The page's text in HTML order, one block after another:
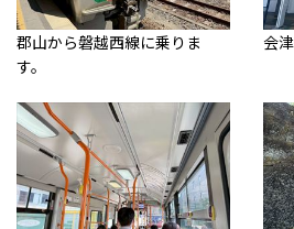
郡山から磐越西線に乗りま
す。
会